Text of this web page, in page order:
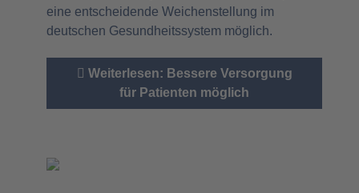
eine entscheidende Weichenstellung im
deutschen Gesundheitssystem möglich.
Weiterlesen: Bessere Versorgung
für Patienten möglich